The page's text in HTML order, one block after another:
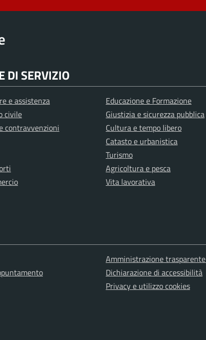
DI SERVIZIO
e assistenza
civile
contravvenzioni
Educazione e Formazione
Giustizia e sicurezza pubblica
Cultura e tempo libero
Catasto e urbanistica
Turismo
Agricoltura e pesca
Vita lavorativa
Amministrazione trasparente
Dichiarazione di accessibilità
Privacy e utilizzo cookies